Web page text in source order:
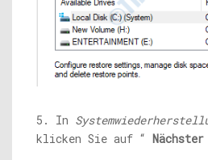
5. In
klicken Sie auf “ Nächster